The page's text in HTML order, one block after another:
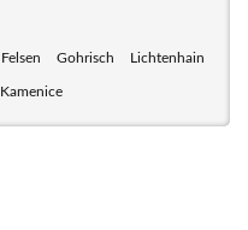
Felsen Gohrisch Lichtenhain
Kamenice